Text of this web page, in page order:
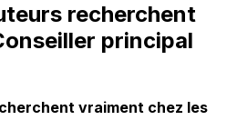
recherchent
principal
vraiment chez les